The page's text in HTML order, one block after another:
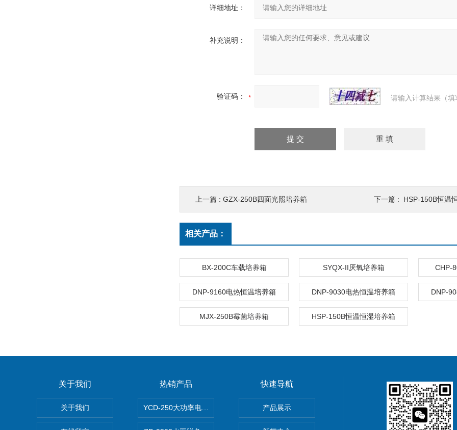
详细地址：
补充说明：
验证码： 请输入计算结果（
上一篇 : GZX-250B四面光照培养箱 下一篇 : HSP-150B恒温
相关产品：
BX-200C车载培养箱 SYQX-II厌氧培养箱 CHP-
DNP-9160电热恒温培养箱 DNP-9030电热恒温培养箱 DNP-
MJX-250B霉菌培养箱 HSP-150B恒温恒湿培养箱
关于我们
关于我们
热销产品
YCD-250大功率电动搅拌器/无刷恒速搅拌器
快速导航
产品展示